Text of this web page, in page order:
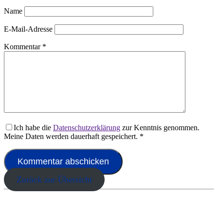
Name
E-Mail-Adresse
Kommentar *
Ich habe die Datenschutzerklärung zur Kenntnis genommen.
Meine Daten werden dauerhaft gespeichert. *
Zurück zur Übersicht